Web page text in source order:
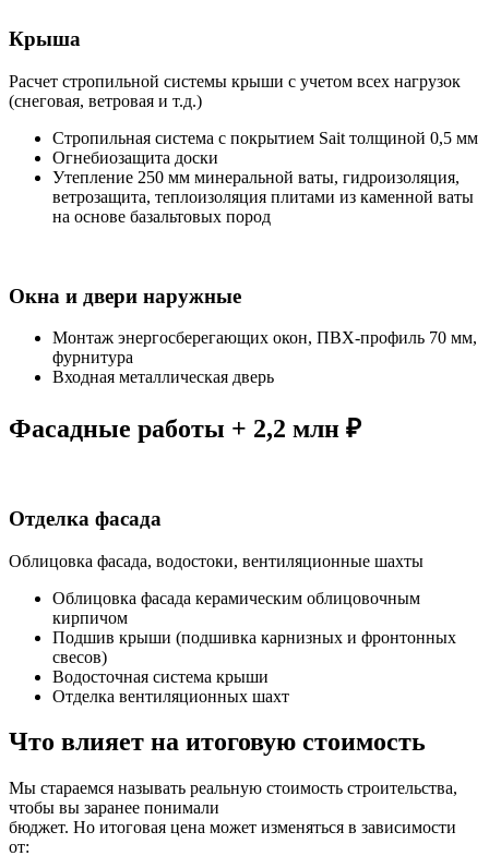
Крыша
Расчет стропильной системы крыши с учетом всех нагрузок
(снеговая, ветровая и т.д.)
Стропильная система с покрытием Sait толщиной 0,5 мм
Огнебиозащита доски
Утепление 250 мм минеральной ваты, гидроизоляция,
ветрозащита, теплоизоляция плитами из каменной ваты
на основе базальтовых пород
Окна и двери наружные
Монтаж энергосберегающих окон, ПВХ-профиль 70 мм,
фурнитура
Входная металлическая дверь
Фасадные работы + 2,2 млн ₽
Отделка фасада
Облицовка фасада, водостоки, вентиляционные шахты
Облицовка фасада керамическим облицовочным
кирпичом
Подшив крыши (подшивка карнизных и фронтонных
свесов)
Водосточная система крыши
Отделка вентиляционных шахт
Что влияет на итоговую стоимость
Мы стараемся называть реальную стоимость строительства,
чтобы вы заранее понимали
бюджет. Но итоговая цена может изменяться в зависимости
от: